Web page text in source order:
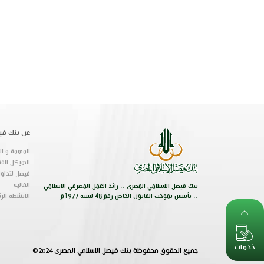
بنك فيصل الاسلامي المصري .. رائد العمل المصرفي الاسلامي
.. تأسس بموجب القانون الخاص رقم 48 لسنة 1977م
عن بنك
المهمة و
الهيكل
فيصل
المالية
الانشطة
جميع الحقوق محفوظة بنك فيصل الاسلامي المصري 2024© خدمات